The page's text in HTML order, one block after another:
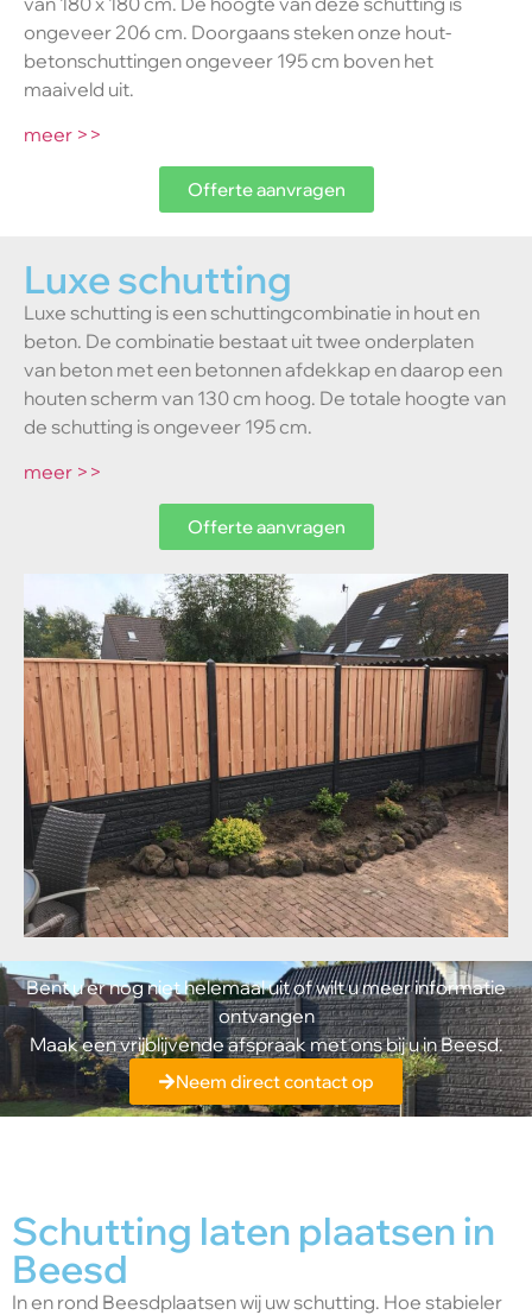
ongeveer 206 cm. Doorgaans steken onze hout-
betonschuttingen ongeveer 195 cm boven het
maaiveld uit.
meer >>
Offerte aanvragen
Luxe schutting
Luxe schutting is een schuttingcombinatie in hout en
beton. De combinatie bestaat uit twee onderplaten
van beton met een betonnen afdekkap en daarop een
houten scherm van 130 cm hoog. De totale hoogte van
de schutting is ongeveer 195 cm.
meer >>
Offerte aanvragen
Bent u er nog niet helemaal uit of wilt u meer informatie
ontvangen
Maak een vrijblijvende afspraak met ons bij u in Beesd.
Neem direct contact op
Schutting laten plaatsen in
Beesd
In en rond Beesdplaatsen wij uw schutting. Hoe stabieler